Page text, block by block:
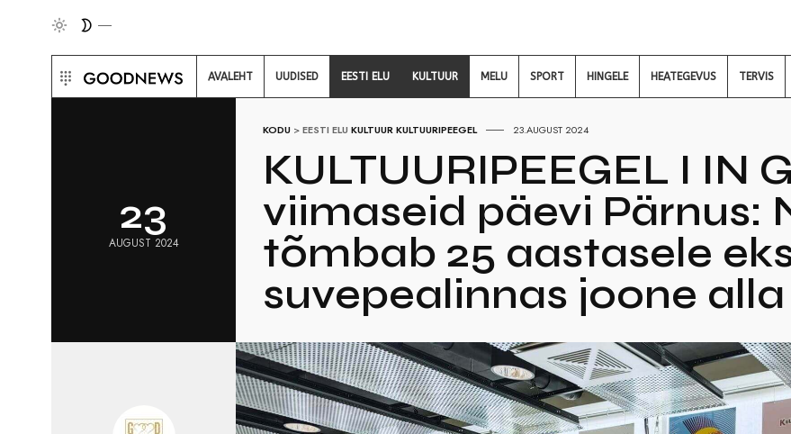
AVALEHT UUDISED EESTI ELU KULTUUR MELU SPORT HINGELE HEATEGEVUS TERVIS
23
AUGUST 2024
KODU >EESTI ELU KULTUURKULTUURIPEEGEL 23.AUGUST 2024
KULTUURIPEEGEL I IN
viimaseid päevi Pärnus:
tõmbab 25 aastasele
suvepealinnas joone alla